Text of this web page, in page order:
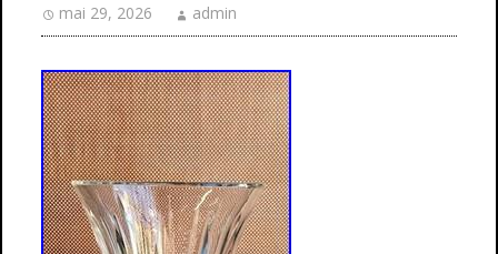
mai 29, 2026 admin